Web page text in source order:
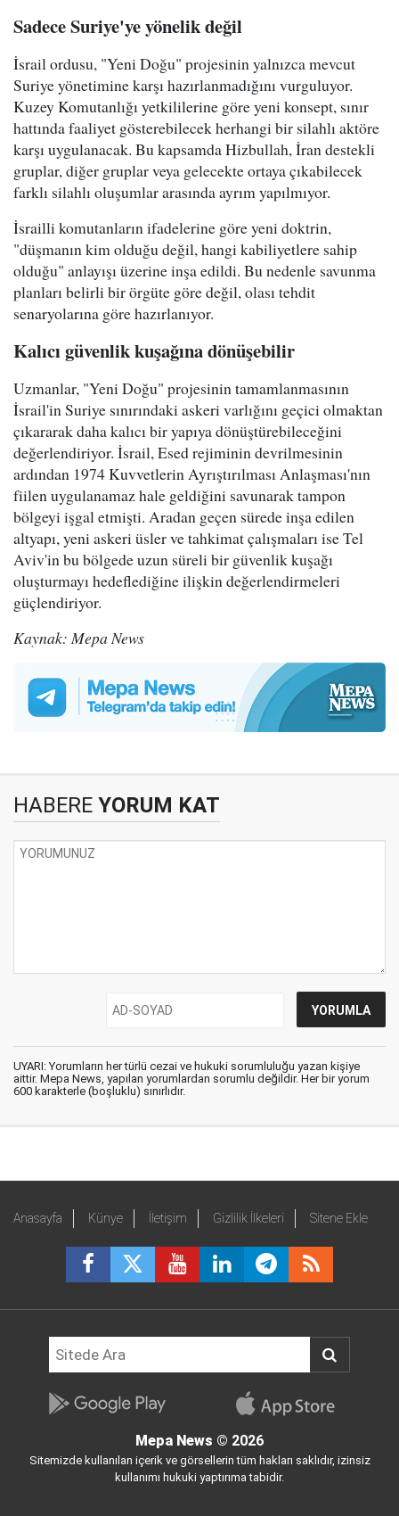
Sadece Suriye'ye yönelik değil
İsrail ordusu, "Yeni Doğu" projesinin yalnızca mevcut
Suriye yönetimine karşı hazırlanmadığını vurguluyor.
Kuzey Komutanlığı yetkililerine göre yeni konsept, sınır
hattında faaliyet gösterebilecek herhangi bir silahlı aktöre
karşı uygulanacak. Bu kapsamda Hizbullah, İran destekli
gruplar, diğer gruplar veya gelecekte ortaya çıkabilecek
farklı silahlı oluşumlar arasında ayrım yapılmıyor.
İsrailli komutanların ifadelerine göre yeni doktrin,
"düşmanın kim olduğu değil, hangi kabiliyetlere sahip
olduğu" anlayışı üzerine inşa edildi. Bu nedenle savunma
planları belirli bir örgüte göre değil, olası tehdit
senaryolarına göre hazırlanıyor.
Kalıcı güvenlik kuşağına dönüşebilir
Uzmanlar, "Yeni Doğu" projesinin tamamlanmasının
İsrail'in Suriye sınırındaki askeri varlığını geçici olmaktan
çıkararak daha kalıcı bir yapıya dönüştürebileceğini
değerlendiriyor. İsrail, Esed rejiminin devrilmesinin
ardından 1974 Kuvvetlerin Ayrıştırılması Anlaşması'nın
fiilen uygulanamaz hale geldiğini savunarak tampon
bölgeyi işgal etmişti. Aradan geçen sürede inşa edilen
altyapı, yeni askeri üsler ve tahkimat çalışmaları ise Tel
Aviv'in bu bölgede uzun süreli bir güvenlik kuşağı
oluşturmayı hedeflediğine ilişkin değerlendirmeleri
güçlendiriyor.
Kaynak: Mepa News
HABERE YORUM KAT
UYARI: Yorumların her türlü cezai ve hukuki sorumluluğu yazan kişiye
aittir. Mepa News, yapılan yorumlardan sorumlu değildir. Her bir yorum
600 karakterle (boşluklu) sınırlıdır.
Anasayfa Künye İletişim Gizlilik İlkeleri Sitene Ekle
Mepa News © 2026
Sitemizde kullanılan içerik ve görsellerin tüm hakları saklıdır, izinsiz
kullanımı hukuki yaptırıma tabidir.